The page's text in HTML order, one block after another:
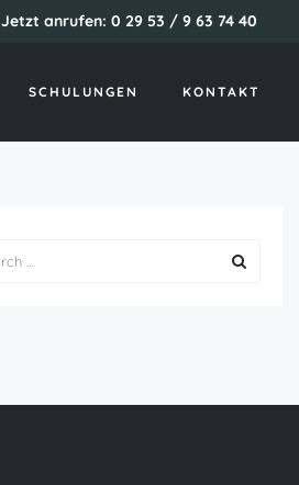
Jetzt anrufen: 0 29 53 / 9 63 74 40
SCHULUNGEN KONTAKT